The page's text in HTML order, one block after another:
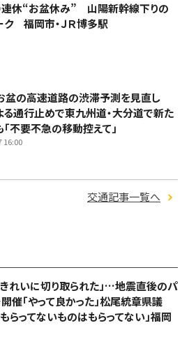
連休“お盆休み” 山陽新幹線下りの
ク 福岡市・ＪＲ博多駅
お盆の高速道路の渋滞予測を見直し
通行止めで東九州道・大分道で新た
不要不急の移動控えて」
16:00
交通記事一覧へ
れいに切り取られた」…地震直後のパ
催「やって良かった」松尾統章県議
らってないものはもらってない」福岡